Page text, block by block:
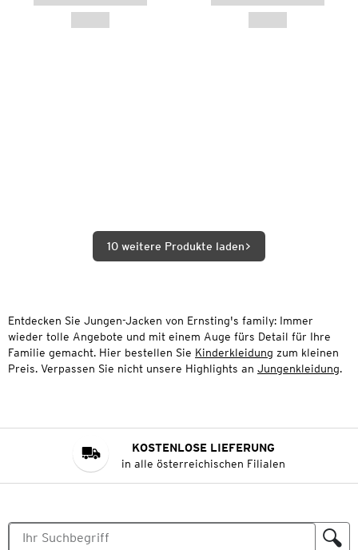
10 weitere Produkte laden
Entdecken Sie Jungen-Jacken von Ernsting's family: Immer
wieder tolle Angebote und mit einem Auge fürs Detail für Ihre
Familie gemacht. Hier bestellen Sie Kinderkleidung zum kleinen
Preis. Verpassen Sie nicht unsere Highlights an Jungenkleidung.
KOSTENLOSE LIEFERUNG
in alle österreichischen Filialen